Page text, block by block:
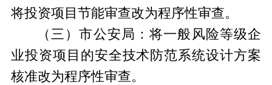
将投资项目节能审查改为程序性审查。
（三）市公安 局 ：将一般风险等级企
业投资项目的安全技术防范系统设计方案
核准改为程序性审查。